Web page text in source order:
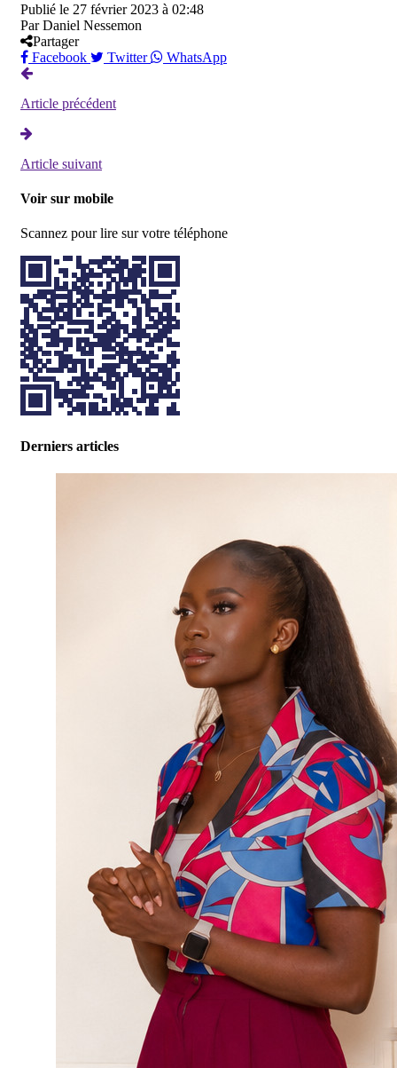
Publié le 27 février 2023 à 02:48
Par Daniel Nessemon
Partager
Facebook
Twitter WhatsApp
Article précédent
Article suivant
Voir sur mobile
Scannez pour lire sur votre téléphone
Derniers articles